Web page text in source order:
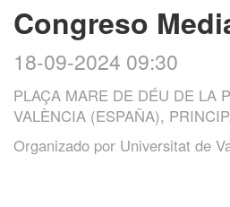
Congreso
18-09-2024 09:30
PLAÇA MARE DE DÉU DE LA
VALÈNCIA (ESPAÑA),
Organizado por Universitat de